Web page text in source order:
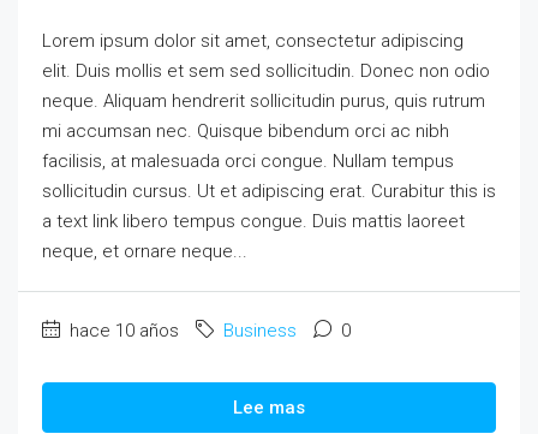
Lorem ipsum dolor sit amet, consectetur adipiscing
elit. Duis mollis et sem sed sollicitudin. Donec non odio
neque. Aliquam hendrerit sollicitudin purus, quis rutrum
mi accumsan nec. Quisque bibendum orci ac nibh
facilisis, at malesuada orci congue. Nullam tempus
sollicitudin cursus. Ut et adipiscing erat. Curabitur this is
a text link libero tempus congue. Duis mattis laoreet
neque, et ornare neque...
hace 10 años Business 0
Lee mas